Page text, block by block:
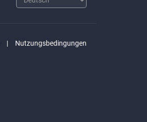
Nutzungsbedingungen